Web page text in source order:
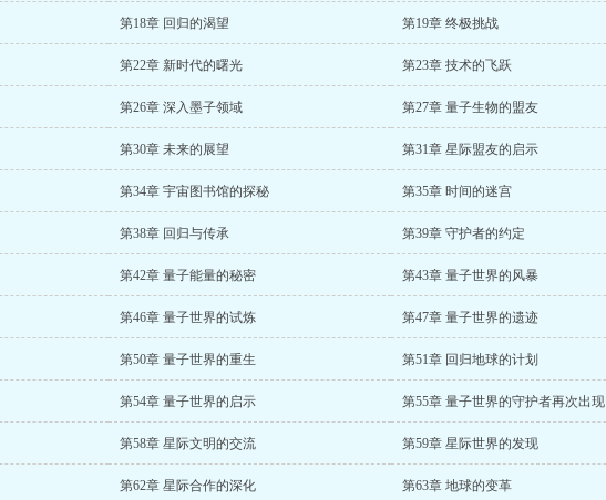
第18章 回归的渴望 第19章 终极挑战
第22章 新时代的曙光 第23章 技术的飞跃
第26章 深入墨子领域 第27章 量子生物的盟友
第30章 未来的展望 第31章 星际盟友的启示
第34章 宇宙图书馆的探秘 第35章 时间的迷宫
第38章 回归与传承 第39章 守护者的约定
第42章 量子能量的秘密 第43章 量子世界的风暴
第46章 量子世界的试炼 第47章 量子世界的遗迹
第50章 量子世界的重生 第51章 回归地球的计划
第54章 量子世界的启示 第55章 量子世界的守护者再次出现
第58章 星际文明的交流 第59章 星际世界的发现
第62章 星际合作的深化 第63章 地球的变革